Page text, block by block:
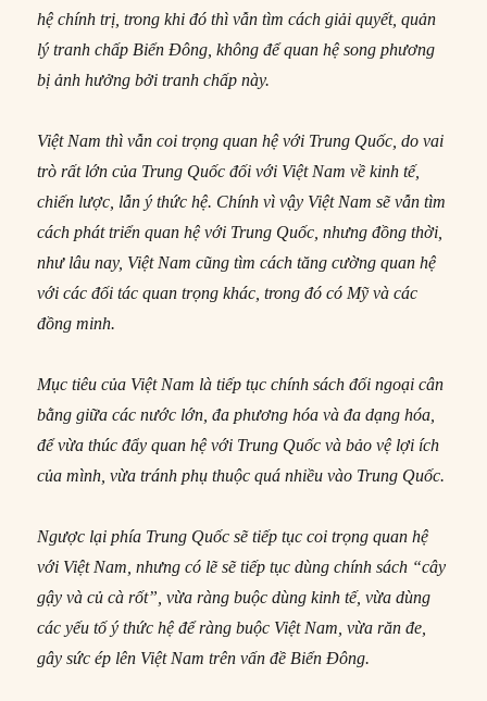
hệ chính trị, trong khi đó thì vẫn tìm cách giải quyết, quản
lý tranh chấp Biển Đông, không để quan hệ song phương
bị ảnh hưởng bởi tranh chấp này.
Việt Nam thì vẫn coi trọng quan hệ với Trung Quốc, do vai
trò rất lớn của Trung Quốc đối với Việt Nam về kinh tế,
chiến lược, lẫn ý thức hệ. Chính vì vậy Việt Nam sẽ vẫn tìm
cách phát triển quan hệ với Trung Quốc, nhưng đồng thời,
như lâu nay, Việt Nam cũng tìm cách tăng cường quan hệ
với các đối tác quan trọng khác, trong đó có Mỹ và các
đồng minh.
Mục tiêu của Việt Nam là tiếp tục chính sách đối ngoại cân
bằng giữa các nước lớn, đa phương hóa và đa dạng hóa,
để vừa thúc đẩy quan hệ với Trung Quốc và bảo vệ lợi ích
của mình, vừa tránh phụ thuộc quá nhiều vào Trung Quốc.
Ngược lại phía Trung Quốc sẽ tiếp tục coi trọng quan hệ
với Việt Nam, nhưng có lẽ sẽ tiếp tục dùng chính sách “cây
gậy và củ cà rốt”, vừa ràng buộc dùng kinh tế, vừa dùng
các yếu tố ý thức hệ để ràng buộc Việt Nam, vừa răn đe,
gây sức ép lên Việt Nam trên vấn đề Biển Đông.